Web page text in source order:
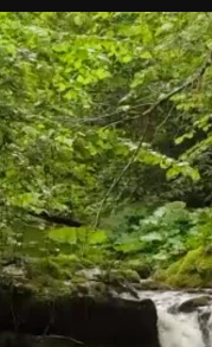
каналы